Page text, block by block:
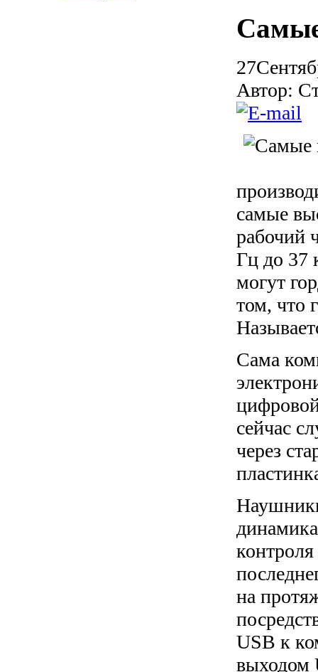
27
Автор:
самые
рабочий
Гц до 37
могут
том, что
Сама
сейчас
через
на
USB к
выходом